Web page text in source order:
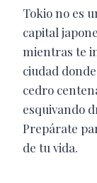
Tokio no es
capital
mientras te
ciudad
cedro
esquivando
Prepárate
de tu vida.